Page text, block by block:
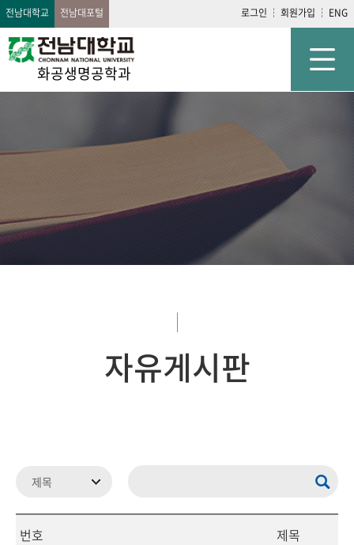
전남대학교 전남대포털 로그인 회원가입 ENG
화공생명공학과
자유게시판
번호 제목